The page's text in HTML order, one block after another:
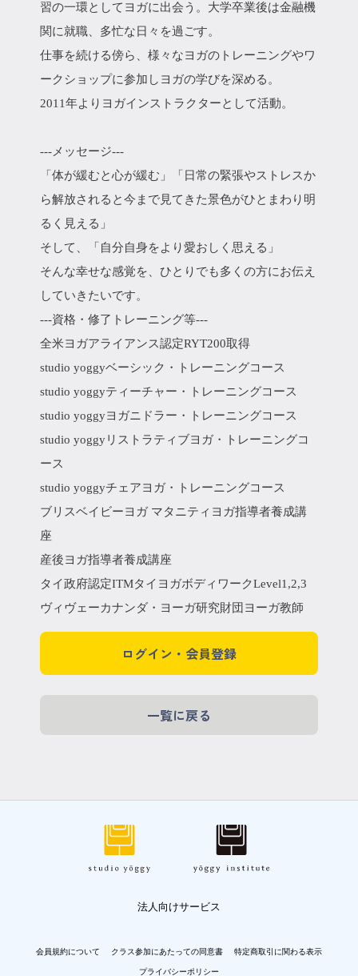
習の一環としてヨガに出会う。大学卒業後は金融機
関に就職、多忙な日々を過ごす。
仕事を続ける傍ら、様々なヨガのトレーニングやワ
ークショップに参加しヨガの学びを深める。
2011年よりヨガインストラクターとして活動。
---メッセージ---
「体が緩むと心が緩む」「日常の緊張やストレスか
ら解放されると今まで見てきた景色がひとまわり明
るく見える」
そして、「自分自身をより愛おしく思える」
そんな幸せな感覚を、ひとりでも多くの方にお伝え
していきたいです。
---資格・修了トレーニング等---
全米ヨガアライアンス認定RYT200取得
studio yoggyベーシック・トレーニングコース
studio yoggyティーチャー・トレーニングコース
studio yoggyヨガニドラー・トレーニングコース
studio yoggyリストラティブヨガ・トレーニングコ
ース
studio yoggyチェアヨガ・トレーニングコース
ブリスベイビーヨガ マタニティヨガ指導者養成講
座
産後ヨガ指導者養成講座
タイ政府認定ITMタイヨガボディワークLevel1,2,3
ヴィヴェーカナンダ・ヨーガ研究財団ヨーガ教師
ログイン・会員登録
一覧に戻る
法人向けサービス
会員規約について クラス参加にあたっての同意書 特定商取引に関わる表示
プライバシーポリシー